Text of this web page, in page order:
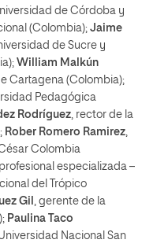
de Córdoba y
(Colombia); Jaime
de Sucre y
William Malkún
Cartagena (Colombia);
Pedagógica
Rodríguez, rector de la
Rober Romero Ramirez,
Colombia
especializada –
del Trópico
Gil , gerente de la
Paulina Taco
Nacional San